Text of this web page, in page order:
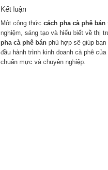
Kết luận
Một công thức cách pha cà phê bán
nghiệm, sáng tạo và hiểu biết về thị
pha cà phê bánphù hợp sẽ giúp bạn
đầu hành trình kinh doanh cà phê
chuẩn mực và chuyên nghiệp.